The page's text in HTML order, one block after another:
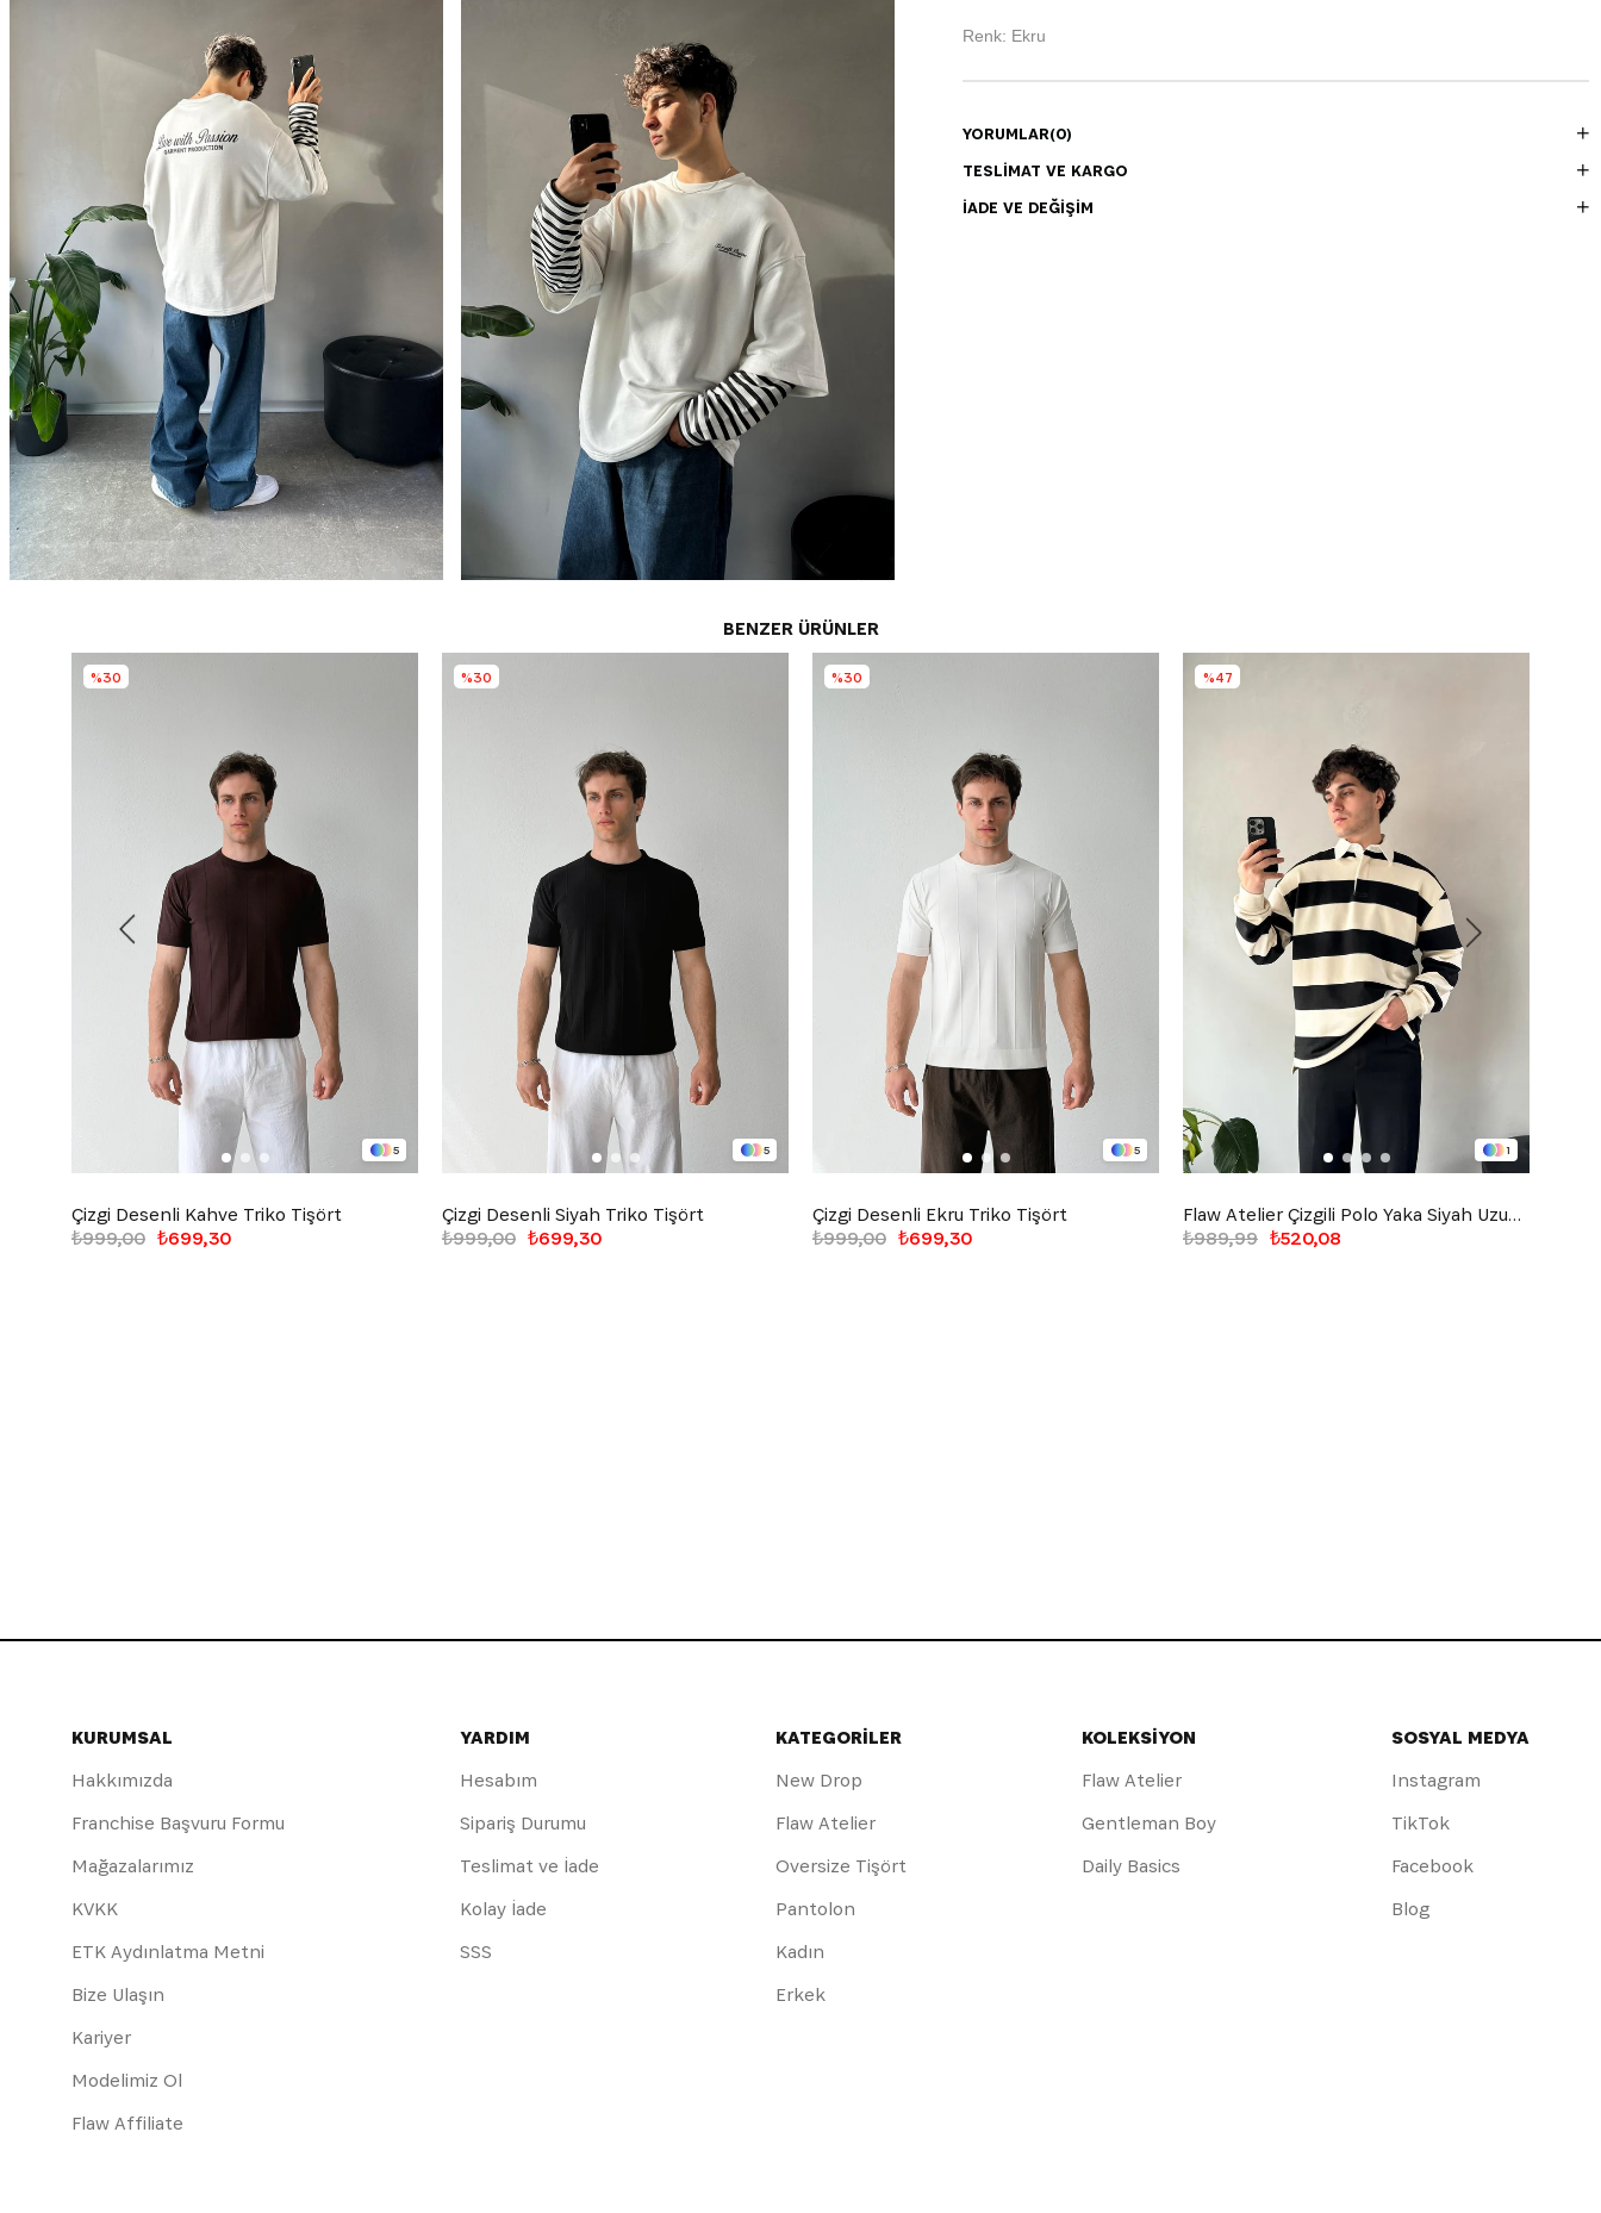
Renk: Ekru
YORUMLAR(0)
TESLIMAT VE KARGO
İADE VE DEĞIŞIM
BENZER ÜRÜNLER
5
Çizgi Desenli Kahve Triko Tişört
₺699,30
₺999,00
%30
5
Çizgi Desenli Siyah Triko Tişört
₺699,30
₺999,00
%30
5
Çizgi Desenli Ekru Triko Tişört
₺699,30
₺999,00
%30
1
Flaw Atelier Çizgili Polo Yaka Siyah Uzun Kollu Sweatshirt
₺520,08
₺989,99
%47
KURUMSAL
Hakkımızda
Franchise Başvuru Formu
Mağazalarımız
KVKK
ETK Aydınlatma Metni
Bize Ulaşın
Kariyer
Modelimiz Ol
Flaw Affiliate
YARDIM
Hesabım
Sipariş Durumu
Teslimat ve İade
Kolay İade
SSS
KATEGORİLER
New Drop
Flaw Atelier
Oversize Tişört
Pantolon
Kadın
Erkek
KOLEKSİYON
Flaw Atelier
Gentleman Boy
Daily Basics
SOSYAL MEDYA
Instagram
TikTok
Facebook
Blog